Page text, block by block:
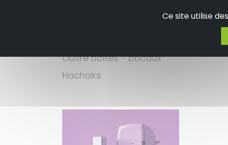
Ouvre boites - bocaux
Hachoirs
Ce site utilise